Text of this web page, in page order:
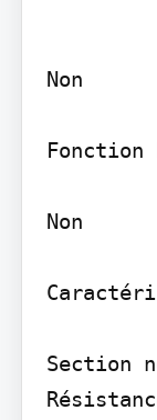
Non
Fonction
Non
Section